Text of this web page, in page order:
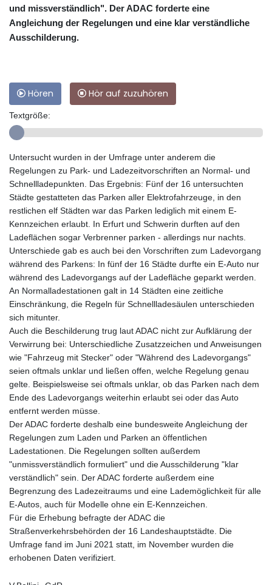
und missverständlich". Der ADAC forderte eine
Angleichung der Regelungen und eine klar verständliche
Ausschilderung.
Hören Hör auf zuzuhören
Textgröße:
Untersucht wurden in der Umfrage unter anderem die
Regelungen zu Park- und Ladezeitvorschriften an Normal- und
Schnellladepunkten. Das Ergebnis: Fünf der 16 untersuchten
Städte gestatteten das Parken aller Elektrofahrzeuge, in den
restlichen elf Städten war das Parken lediglich mit einem E-
Kennzeichen erlaubt. In Erfurt und Schwerin durften auf den
Ladeflächen sogar Verbrenner parken - allerdings nur nachts.
Unterschiede gab es auch bei den Vorschriften zum Ladevorgang
während des Parkens: In fünf der 16 Städte durfte ein E-Auto nur
während des Ladevorgangs auf der Ladefläche geparkt werden.
An Normalladestationen galt in 14 Städten eine zeitliche
Einschränkung, die Regeln für Schnellladesäulen unterschieden
sich mitunter.
Auch die Beschilderung trug laut ADAC nicht zur Aufklärung der
Verwirrung bei: Unterschiedliche Zusatzzeichen und Anweisungen
wie "Fahrzeug mit Stecker" oder "Während des Ladevorgangs"
seien oftmals unklar und ließen offen, welche Regelung genau
gelte. Beispielsweise sei oftmals unklar, ob das Parken nach dem
Ende des Ladevorgangs weiterhin erlaubt sei oder das Auto
entfernt werden müsse.
Der ADAC forderte deshalb eine bundesweite Angleichung der
Regelungen zum Laden und Parken an öffentlichen
Ladestationen. Die Regelungen sollten außerdem
"unmissverständlich formuliert" und die Ausschilderung "klar
verständlich" sein. Der ADAC forderte außerdem eine
Begrenzung des Ladezeitraums und eine Lademöglichkeit für alle
E-Autos, auch für Modelle ohne ein E-Kennzeichen.
Für die Erhebung befragte der ADAC die
Straßenverkehrsbehörden der 16 Landeshauptstädte. Die
Umfrage fand im Juni 2021 statt, im November wurden die
erhobenen Daten verifiziert.